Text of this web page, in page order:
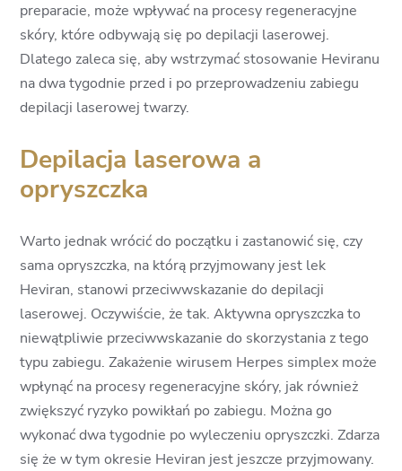
preparacie, może wpływać na procesy regeneracyjne
skóry, które odbywają się po depilacji laserowej.
Dlatego zaleca się, aby wstrzymać stosowanie Heviranu
na dwa tygodnie przed i po przeprowadzeniu zabiegu
depilacji laserowej twarzy.
Depilacja laserowa a
opryszczka
Warto jednak wrócić do początku i zastanowić się, czy
sama opryszczka, na którą przyjmowany jest lek
Heviran, stanowi przeciwwskazanie do depilacji
laserowej. Oczywiście, że tak. Aktywna opryszczka to
niewątpliwie przeciwwskazanie do skorzystania z tego
typu zabiegu. Zakażenie wirusem Herpes simplex może
wpłynąć na procesy regeneracyjne skóry, jak również
zwiększyć ryzyko powikłań po zabiegu. Można go
wykonać dwa tygodnie po wyleczeniu opryszczki. Zdarza
się że w tym okresie Heviran jest jeszcze przyjmowany.